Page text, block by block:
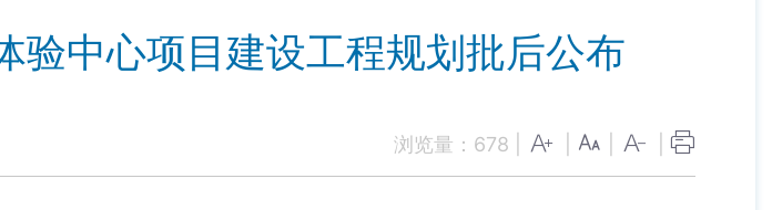
验中心项目建设工程规划批后公布
浏览量： 678